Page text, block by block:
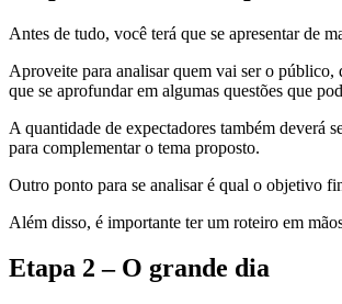
Antes de tudo, você terá que se apresentar de
Aproveite para analisar quem vai ser o público,
que se aprofundar em algumas questões que
A quantidade de expectadores também deverá
para complementar o tema proposto.
Outro ponto para se analisar é qual o objetivo
Além disso, é importante ter um roteiro em
Etapa 2 – O grande dia